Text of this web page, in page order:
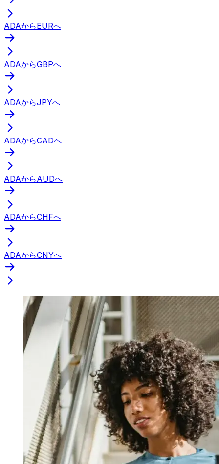
ADAからEURへ
ADAからGBPへ
ADAからJPYへ
ADAからCADへ
ADAからAUDへ
ADAからCHFへ
ADAからCNYへ